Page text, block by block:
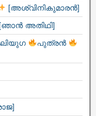
[അശ്വിനികുമാരൻ]
[ഞാൻ അതിഥി]
പുത്രൻ